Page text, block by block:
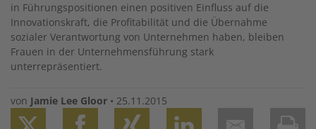
in Führungspositionen einen positiven Einfluss auf die
Innovationskraft, die Profitabilität und die Übernahme
sozialer Verantwortung von Unternehmen haben, bleiben
Frauen in der Unternehmensführung stark
unterrepräsentiert.
von Jamie Lee Gloor • 25.11.2015